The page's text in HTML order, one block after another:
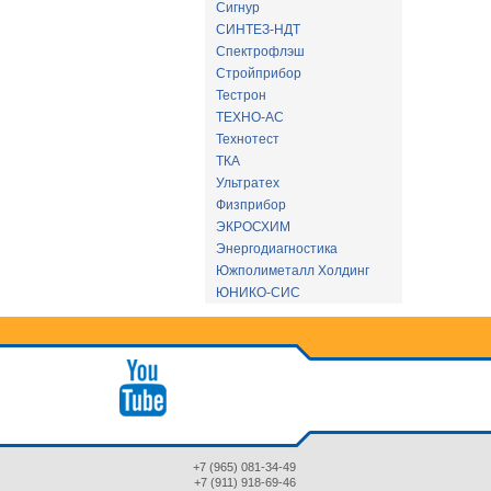
Сигнур
СИНТЕЗ-НДТ
Спектрофлэш
Стройприбор
Тестрон
ТЕХНО-АС
Технотест
ТКА
Ультратех
Физприбор
ЭКРОСХИМ
Энергодиагностика
Южполиметалл Холдинг
ЮНИКО-СИС
+7 (965) 081-34-49
+7 (911) 918-69-46